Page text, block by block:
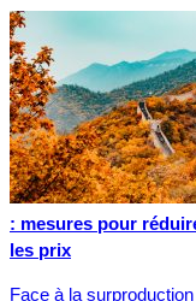
: mesures pour
les prix
Face à la